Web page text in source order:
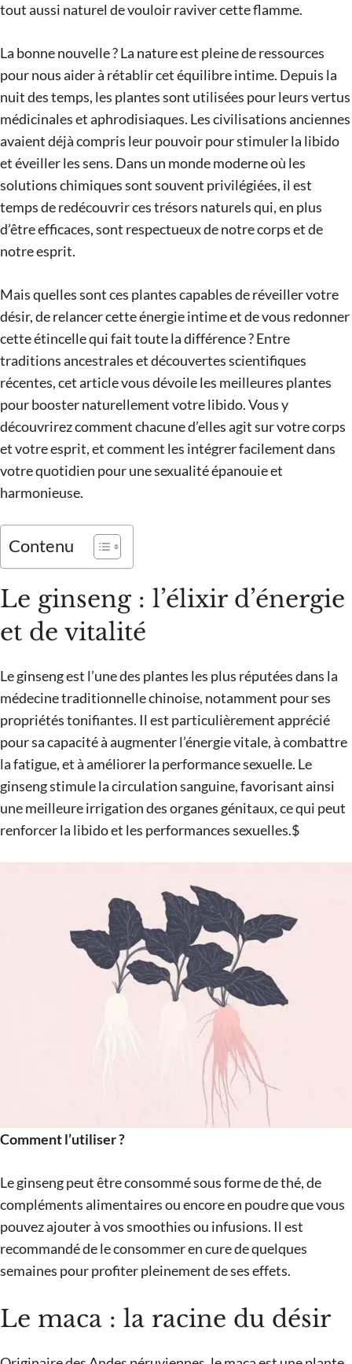
tout aussi naturel de vouloir raviver cette flamme.
La bonne nouvelle ? La nature est pleine de ressources
pour nous aider à rétablir cet équilibre intime. Depuis la
nuit des temps, les plantes sont utilisées pour leurs vertus
médicinales et aphrodisiaques. Les civilisations anciennes
avaient déjà compris leur pouvoir pour stimuler la libido
et éveiller les sens. Dans un monde moderne où les
solutions chimiques sont souvent privilégiées, il est
temps de redécouvrir ces trésors naturels qui, en plus
d’être efficaces, sont respectueux de notre corps et de
notre esprit.
Mais quelles sont ces plantes capables de réveiller votre
désir, de relancer cette énergie intime et de vous redonner
cette étincelle qui fait toute la différence ? Entre
traditions ancestrales et découvertes scientifiques
récentes, cet article vous dévoile les meilleures plantes
pour booster naturellement votre libido. Vous y
découvrirez comment chacune d’elles agit sur votre corps
et votre esprit, et comment les intégrer facilement dans
votre quotidien pour une sexualité épanouie et
harmonieuse.
Contenu
Le ginseng : l’élixir d’énergie
et de vitalité
Le ginseng est l’une des plantes les plus réputées dans la
médecine traditionnelle chinoise, notamment pour ses
propriétés tonifiantes. Il est particulièrement apprécié
pour sa capacité à augmenter l’énergie vitale, à combattre
la fatigue, et à améliorer la performance sexuelle. Le
ginseng stimule la circulation sanguine, favorisant ainsi
une meilleure irrigation des organes génitaux, ce qui peut
renforcer la libido et les performances sexuelles.$
Comment l’utiliser ?
Le ginseng peut être consommé sous forme de thé, de
compléments alimentaires ou encore en poudre que vous
pouvez ajouter à vos smoothies ou infusions. Il est
recommandé de le consommer en cure de quelques
semaines pour profiter pleinement de ses effets.
Le maca : la racine du désir